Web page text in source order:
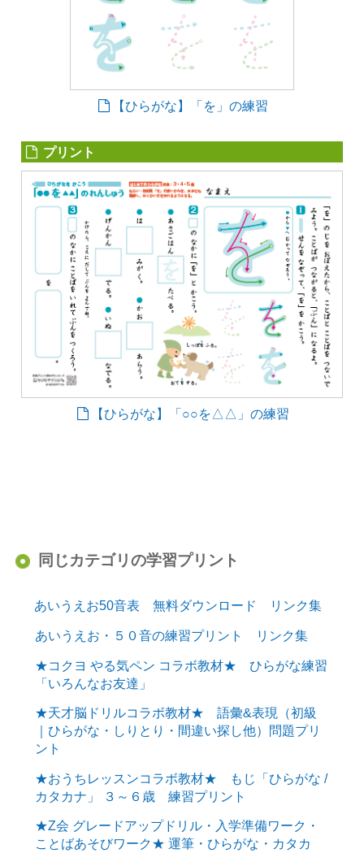
【ひらがな】「を」の練習
プリント
【ひらがな】「○○を△△」の練習
同じカテゴリの学習プリント
あいうえお50音表 無料ダウンロード リンク集
あいうえお・５０音の練習プリント リンク集
★コクヨ やる気ペン コラボ教材★ ひらがな練習
「いろんなお友達」
★天才脳ドリルコラボ教材★ 語彙&表現（初級
｜ひらがな・しりとり・間違い探し他）問題プリ
ント
★おうちレッスンコラボ教材★ もじ「ひらがな /
カタカナ」 ３～６歳 練習プリント
★Z会 グレードアップドリル・入学準備ワーク・
ことばあそびワーク★ 運筆・ひらがな・カタカ